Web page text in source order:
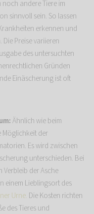
andere Tiere im
sinnvoll sein. So lassen
erkennen und
Preise variieren
des untersuchten
Gründen
Einäscherung ist oft
Ähnlich wie beim
Möglichkeit der
Es wird zwischen
unterschieden. Bei
Verbleib der Asche
einem Lieblingsort des
Urne. Die Kosten richten
des Tieres und